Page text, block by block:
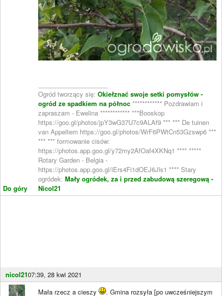
Do góry
Ogród tworzący się: Okiełznać swoje setki pomysłów -
ogród ze spadkiem na północ ************ Pozdrawiam i
zapraszam - Ewelina ************ ***Booskop
https://goo.gl/photos/jpY3wG37U7c9ALAf9 *** *** De tuinen
van Appeltern https://goo.gl/photos/WrF6PWtCn53Gzswp6 ***
*** *** formowanie cisów:
https://photos.app.goo.gl/y72my2AfOaf4XKNq1 **** *****
Rotary Garden - Belgia -
https://photos.app.goo.gl/iErs4Fi1dOEJ6Jls1 **** Stary
ogródek: Mały ogródek, za i przed zabudową szeregową -
Nicol21
nicol2107:39, 28 kwi 2021
Mała rzecz a cieszy
. Gmina rozsyła [po uwcześniejszym